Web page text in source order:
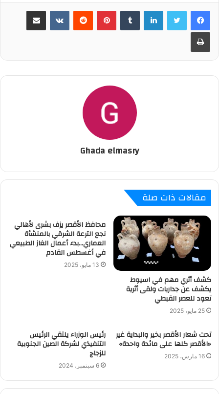
لينكدإن بينتيريست
Ghada elmasry
مقالات ذات صلة
كشف أثري مهم في اسيوط
يكشف عن جداريات ولقى أثرية
تعود للعصر القبطي
25 مايو، 2025
محافظ الأقصر يزف بشرى لأهالي
نجع الترعة الشرقي بالمنشأة
العماري…بدء أعمال الغاز الطبيعي
في أغسطس القادم
13 مايو، 2025
تحت شعار الأقصر بخير والبداية غير
«الأقصر كلها على مائدة واحدة»
16 مارس، 2025
رئيس الوزراء يلتقي الرئيس
التنفيذي لشركة الصين الجنوبية
للزجاج
6 سبتمبر، 2024